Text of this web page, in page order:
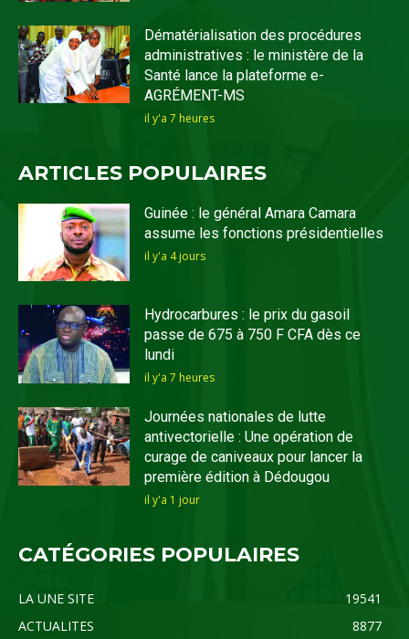
Dématérialisation des procédures
administratives : le ministère de la
Santé lance la plateforme e-
AGRÉMENT-MS
il y'a 7 heures
ARTICLES POPULAIRES
Guinée : le général Amara Camara
assume les fonctions présidentielles
il y'a 4 jours
Hydrocarbures : le prix du gasoil
passe de 675 à 750 F CFA dès ce
lundi
il y'a 7 heures
Journées nationales de lutte
antivectorielle : Une opération de
curage de caniveaux pour lancer la
première édition à Dédougou
il y'a 1 jour
CATÉGORIES POPULAIRES
LA UNE SITE
19541
ACTUALITES
8877